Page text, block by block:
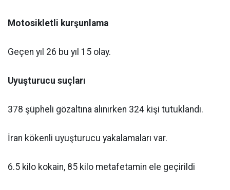
Motosikletli kurşunlama
Geçen yıl 26 bu yıl 15 olay.
Uyuşturucu suçları
378 şüpheli gözaltına alınırken 324 kişi tutuklandı.
İran kökenli uyuşturucu yakalamaları var.
6.5 kilo kokain, 85 kilo metafetamin ele geçirildi